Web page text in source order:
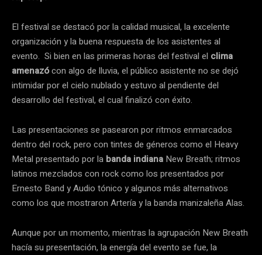
El festival se destacó por la calidad musical, la excelente
organización y la buena respuesta de los asistentes al
evento. Si bien en las primeras horas del festival el clima
amenazócon algo de lluvia, el público asistente no se dejó
intimidar por el cielo nublado y estuvo al pendiente del
desarrollo del festival, el cual finalizó con éxito.
Las presentaciones se pasearon por ritmos enmarcados
dentro del rock, pero con tintes de géneros como el Heavy
Metal presentado por la banda indiana New Breath; ritmos
latinos mezclados con rock como los presentados por
Ernesto Band y Audio tónico y algunos más alternativos
como los que mostraron Artería y la banda manizaleña Alas.
Aunque por un momento, mientras la agrupación New Breath
hacía su presentación, la energía del evento se fue, la